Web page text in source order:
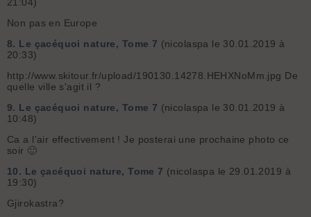
Non pas en Europe
8. Le çacéquoi nature, Tome 7 (nicolaspa le 30.01.2019 à
20:33)
http://www.skitour.fr/upload/190130.14278.HEHXNoMm.jpg De
quelle ville s'agit il ?
9. Le çacéquoi nature, Tome 7 (nicolaspa le 30.01.2019 à
10:48)
Ca a l'air effectivement ! Je posterai une prochaine photo ce
soir 🙂
10. Le çacéquoi nature, Tome 7 (nicolaspa le 29.01.2019 à
19:30)
Gjirokastra?